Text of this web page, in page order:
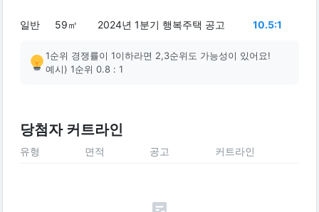
일반 59㎡ 2024년 1분기 행복주택 공고 10.5:1
1순위 경쟁률이 1이하라면 2,3순위도 가능성이 있어요!
예시) 1순위 0.8 : 1
당첨자 커트라인
유형 면적 공고 커트라인